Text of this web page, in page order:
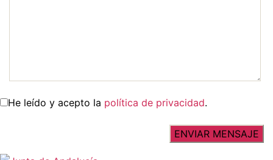
He leído y acepto la política de privacidad.